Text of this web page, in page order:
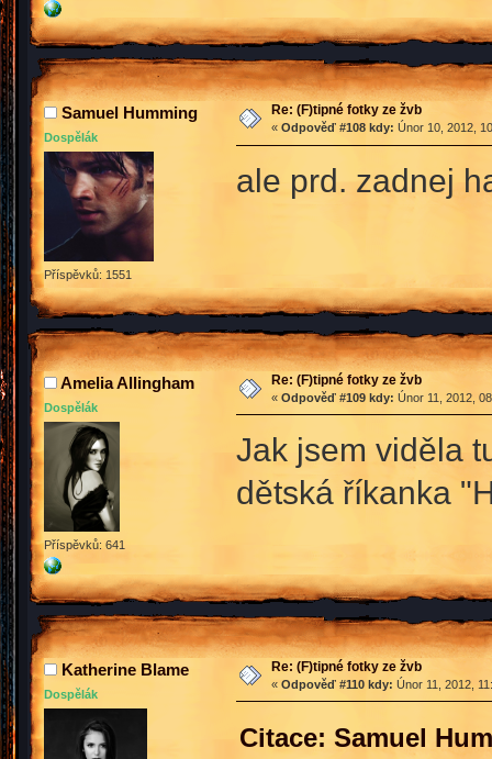
Samuel Humming
Dospělák
Příspěvků: 1551
Re: (F)tipné fotky ze žvb
« Odpověď #108 kdy: Únor 10, 2012,
ale prd. zadnej
Amelia Allingham
Dospělák
Příspěvků: 641
Re: (F)tipné fotky ze žvb
« Odpověď #109 kdy: Únor 11, 2012,
Jak jsem viděla
dětská říkanka
Katherine Blame
Dospělák
Re: (F)tipné fotky ze žvb
« Odpověď #110 kdy: Únor 11, 2012,
Citace: Samuel